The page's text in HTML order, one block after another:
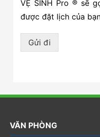
VỆ SINH Pro ® sẽ
được đặt lịch của
Gửi đi
VĂN PHÒNG